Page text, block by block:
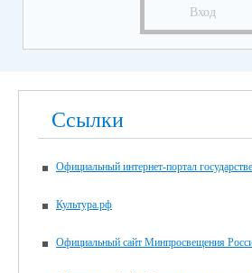
Вход
Ссылки
Официальный интернет-портал
Культура.рф
Официальный сайт Минпросвещения